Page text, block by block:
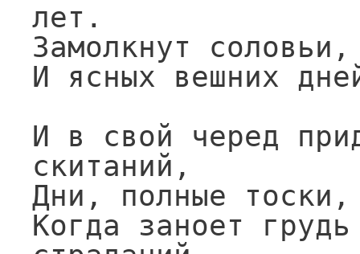
лет.
Замолкнут
И ясных вешних
И в свой черед
скитаний,
Дни, полные
Когда заноет